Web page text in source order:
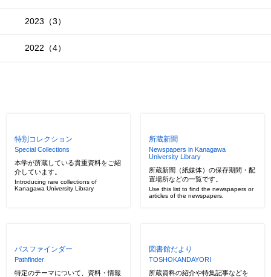
2023（3）
2022（4）
特別コレクション
Special Collections
本学が所蔵している貴重資料をご紹
介しています。
Introducing rare collections of
Kanagawa University Library
所蔵新聞
Newspapers in Kanagawa
University Library
所蔵新聞（紙媒体）の保存期間・配
置場所などの一覧です。
Use this list to find the newspapers or
articles of the newspapers.
パスファインダー
Pathfinder
特定のテーマについて、資料・情報
図書館だより
TOSHOKANDAYORI
所蔵資料の紹介や特集記事などを